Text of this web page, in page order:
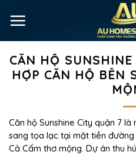
CĂN HỘ
HỢP CĂN HỘ BÊN
Căn hộ Sunshine City quận 7
sang tọa lạc tại mặt tiền
Cả Cấm thơ mộng. Dự án thu